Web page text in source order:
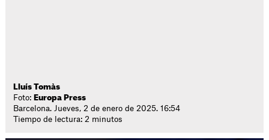
Lluís Tomàs
Foto: Europa Press
Barcelona. Jueves, 2 de enero de 2025. 16:54
Tiempo de lectura: 2 minutos